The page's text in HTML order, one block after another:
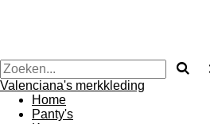
Valenciana's merkkleding
Home
Panty's